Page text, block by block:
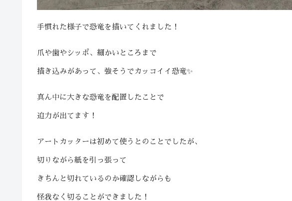
手慣れた様子で恐竜を描いてくれました！
爪や歯やシッポ、細かいところまで
描き込みがあって、強そうでカッコイイ恐竜✨
真ん中に大きな恐竜を配置したことで
迫力が出てます！
アートカッターは初めて使うとのことでしたが、
切りながら紙を引っ張って
きちんと切れているのか確認しながらも
怪我なく切ることができました！